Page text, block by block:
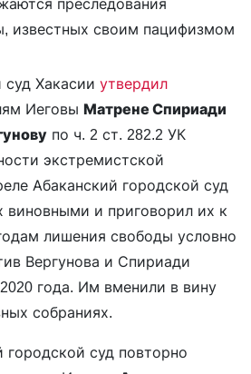
Хакасии утвердил
Иеговы Матрене Спириади
по ч. 2 ст. 282.2 УК
экстремистской
Абаканский городской суд
виновными и приговорил их к
лишения свободы условно
Вергунова и Спириади
года. Им вменили в вину
собраниях.
городской суд повторно